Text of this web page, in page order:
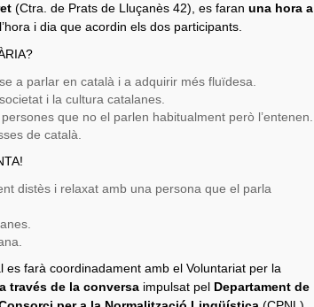
(Ctra. de Prats de Lluçanès 42), es faran una hora a
i dia que acordin els dos participants.
a parlar en català i a adquirir més fluïdesa.
i la cultura catalanes.
que no el parlen habitualment però l’entenen.
de català.
distès i relaxat amb una persona que el parla
es farà coordinadament amb el Voluntariat per la
través de la conversa impulsat pel Departament de